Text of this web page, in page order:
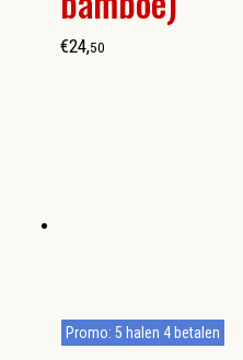
€24,50
Promo: 5 halen 4 betalen